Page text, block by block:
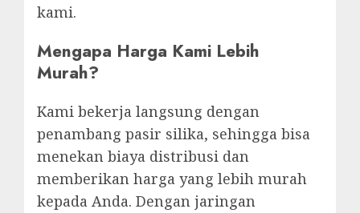
kami.
Mengapa Harga Kami Lebih
Murah?
Kami bekerja langsung dengan
penambang pasir silika, sehingga bisa
menekan biaya distribusi dan
memberikan harga yang lebih murah
kepada Anda. Dengan jaringan